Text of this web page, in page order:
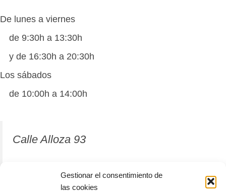
Gestionar el consentimiento de
las cookies
De lunes a viernes
de 9:30h a 13:30h
y de 16:30h a 20:30h
Los sábados
de 10:00h a 14:00h
Calle Alloza 93
12001 Castellón de la Plana